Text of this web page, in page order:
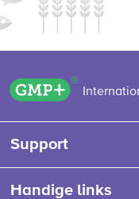
GMP+
Support
Handige links